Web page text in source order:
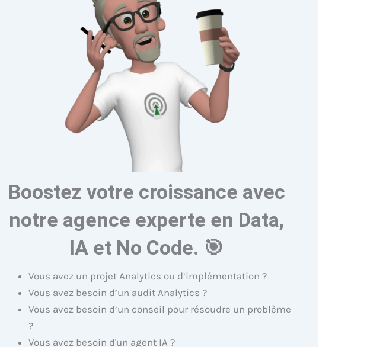
Boostez votre croissance avec
notre agence experte en Data,
IA et No Code. 🎯
Vous avez un projet Analytics ou d’implémentation ?
Vous avez besoin d’un audit Analytics ?
Vous avez besoin d’un conseil pour résoudre un problème
?
Vous avez besoin d'un agent IA ?